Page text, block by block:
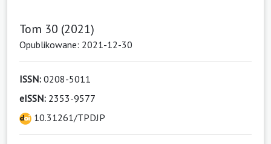
Tom 30 (2021)
Opublikowane: 2021-12-30
ISSN: 0208-5011
eISSN: 2353-9577
10.31261/TPDJP